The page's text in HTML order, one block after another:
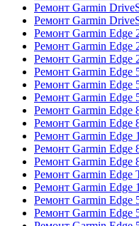
Ремонт Garmin
Ремонт Garmin
Ремонт Garmin Edge
Ремонт Garmin Edge
Ремонт Garmin Edge
Ремонт Garmin Edge
Ремонт Garmin Edge
Ремонт Garmin Edge
Ремонт Garmin Edge
Ремонт Garmin Edge
Ремонт Garmin Edge
Ремонт Garmin Edge
Ремонт Garmin Edge
Ремонт Garmin Edge
Ремонт Garmin Edge
Ремонт Garmin Edge
Ремонт Garmin Edge